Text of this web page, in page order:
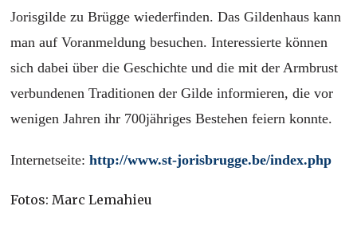
Jorisgilde zu Brügge wiederfinden. Das Gildenhaus kann
man auf Voranmeldung besuchen. Interessierte können
sich dabei über die Geschichte und die mit der Armbrust
verbundenen Traditionen der Gilde informieren, die vor
wenigen Jahren ihr 700jähriges Bestehen feiern konnte.
Internetseite:http://www.st-jorisbrugge.be/index.php
Fotos: Marc Lemahieu